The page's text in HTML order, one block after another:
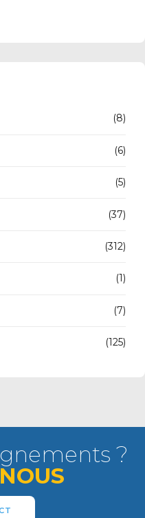
(8)
(6)
(5)
(37)
(312)
(1)
(7)
(125)
?